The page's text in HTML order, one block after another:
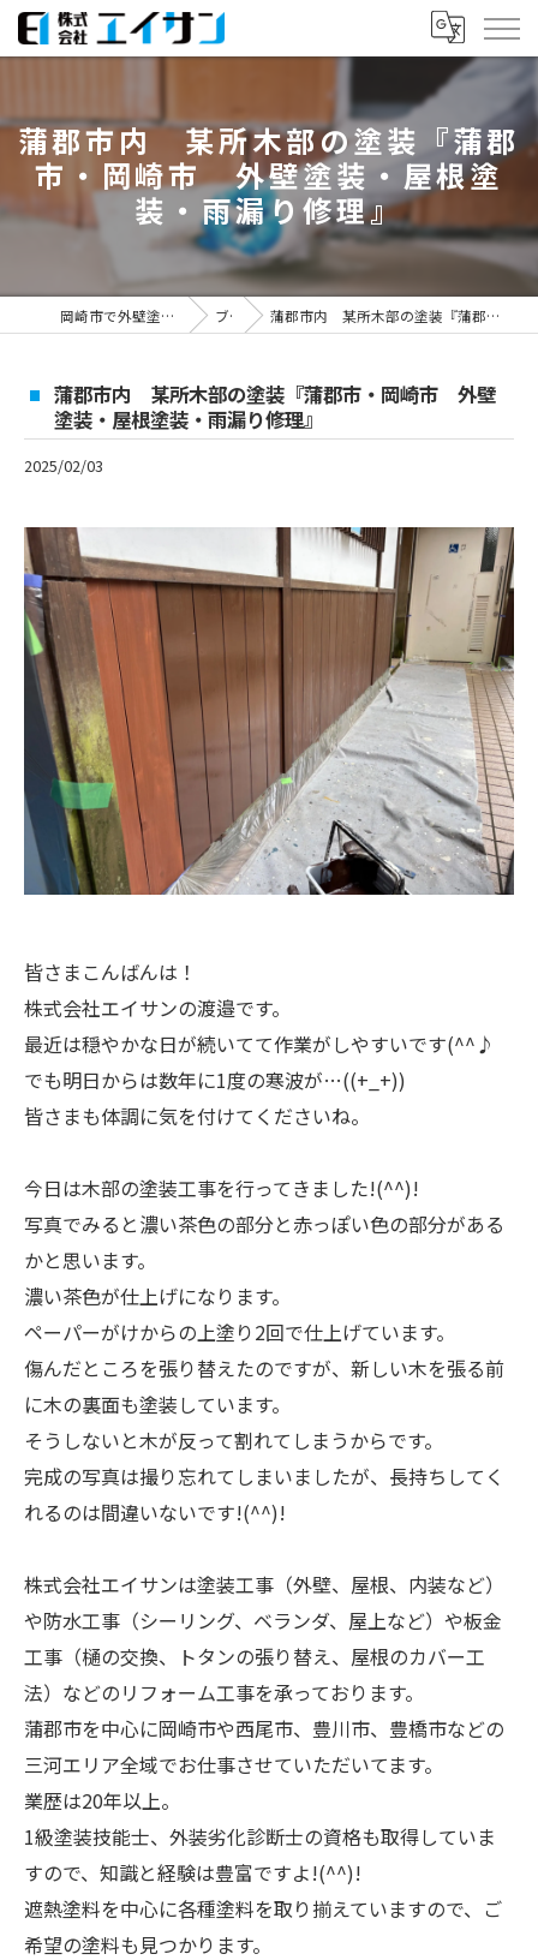
蒲郡市内 某所木部の塗装『蒲郡
市・岡崎市 外壁塗装・屋根塗
装・雨漏り修理』
岡崎市で外壁塗装なら株式会社エイサン ブログ 蒲郡市内 某所木部の塗装『蒲郡市・岡崎市 外壁塗装・屋根塗装・雨漏り修理』
蒲郡市内 某所木部の塗装『蒲郡市・岡崎市 外壁
塗装・屋根塗装・雨漏り修理』
2025/02/03
皆さまこんばんは！
株式会社エイサンの渡邉です。
最近は穏やかな日が続いてて作業がしやすいです(^^♪
でも明日からは数年に1度の寒波が…((+_+))
皆さまも体調に気を付けてくださいね。
今日は木部の塗装工事を行ってきました!(^^)!
写真でみると濃い茶色の部分と赤っぽい色の部分がある
かと思います。
濃い茶色が仕上げになります。
ペーパーがけからの上塗り2回で仕上げています。
傷んだところを張り替えたのですが、新しい木を張る前
に木の裏面も塗装しています。
そうしないと木が反って割れてしまうからです。
完成の写真は撮り忘れてしまいましたが、長持ちしてく
れるのは間違いないです!(^^)!
株式会社エイサンは塗装工事（外壁、屋根、内装など）
や防水工事（シーリング、ベランダ、屋上など）や板金
工事（樋の交換、トタンの張り替え、屋根のカバー工
法）などのリフォーム工事を承っております。
蒲郡市を中心に岡崎市や西尾市、豊川市、豊橋市などの
三河エリア全域でお仕事させていただいてます。
業歴は20年以上。
1級塗装技能士、外装劣化診断士の資格も取得していま
すので、知識と経験は豊富ですよ!(^^)!
遮熱塗料を中心に各種塗料を取り揃えていますので、ご
希望の塗料も見つかります。